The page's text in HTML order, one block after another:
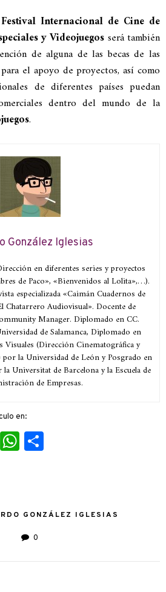
Internacional de Cine de
y Videojuegos será también
de alguna de las becas de las
el apoyo de proyectos, así como
de diferentes países puedan
dentro del mundo de la
.
González Iglesias
en diferentes series y proyectos
de Paco», «Bienvenidos al Lolita»,…).
especializada «Caimán Cuadernos de
Chatarrero Audiovisual». Docente de
Manager. Diplomado en CC.
de Salamanca, Diplomado en
Visuales (Dirección Cinematográfica y
la Universidad de León y Posgrado en
Universitat de Barcelona y la Escuela de
de Empresas.
en:
LinkedIn
WhatsApp
GONZÁLEZ IGLESIAS
0